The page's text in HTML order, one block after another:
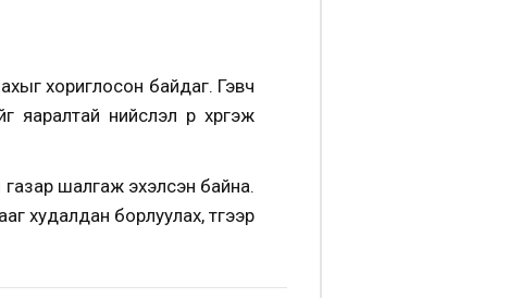
хориглосон байдаг. Гэвч
нийслэл рүү хүргэж
шалгаж эхэлсэн байна.
худалдан борлуулах, түүгээр